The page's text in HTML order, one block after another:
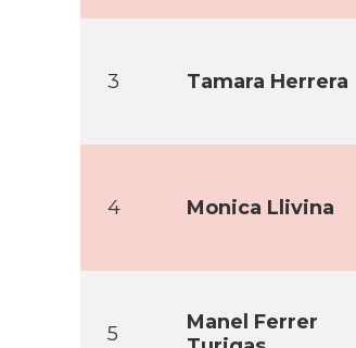
3 Tamara Herrera
4 Monica Llivina
5
Manel Ferrer